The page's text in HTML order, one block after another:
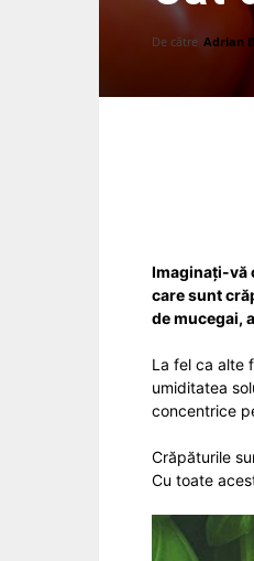
De către Adrian
Imaginați-vă
care sunt
de mucegai,
La fel ca alte
umiditatea
concentrice
Crăpăturile
Cu toate